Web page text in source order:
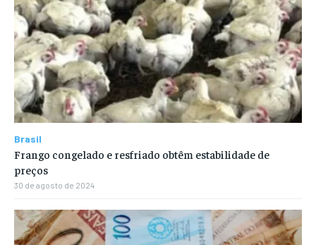
Brasil
Frango congelado e resfriado obtêm estabilidade de
preços
30 de agosto de 2024